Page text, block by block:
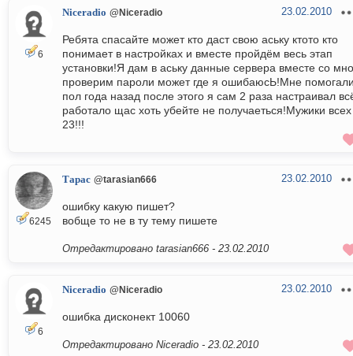
6
Niceradio @Niceradio 23.02.2010
Ребята спасайте может кто даст свою аську ктото кто
понимает в настройках и вместе пройдём весь этап
установки!Я дам в аську данные сервера вместе со
проверим пароли может где я ошибаюсЬ!Мне
пол года назад после этого я сам 2 раза настраивал
работало щас хоть убейте не получаеться!Мужики всех
23!!!
6245
Тарас @tarasian666 23.02.2010
ошибку какую пишет?
вобще то не в ту тему пишете
Отредактировано tarasian666 - 23.02.2010
6
Niceradio @Niceradio 23.02.2010
ошибка дисконект 10060
Отредактировано Niceradio - 23.02.2010